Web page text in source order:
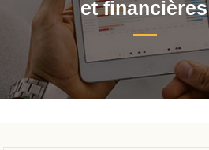
et financières